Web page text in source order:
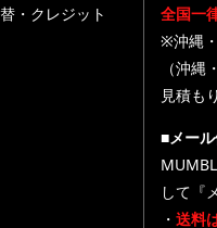
・クレジット
全国一
※沖縄
（沖
見積も
■メー
して『
・ 送料